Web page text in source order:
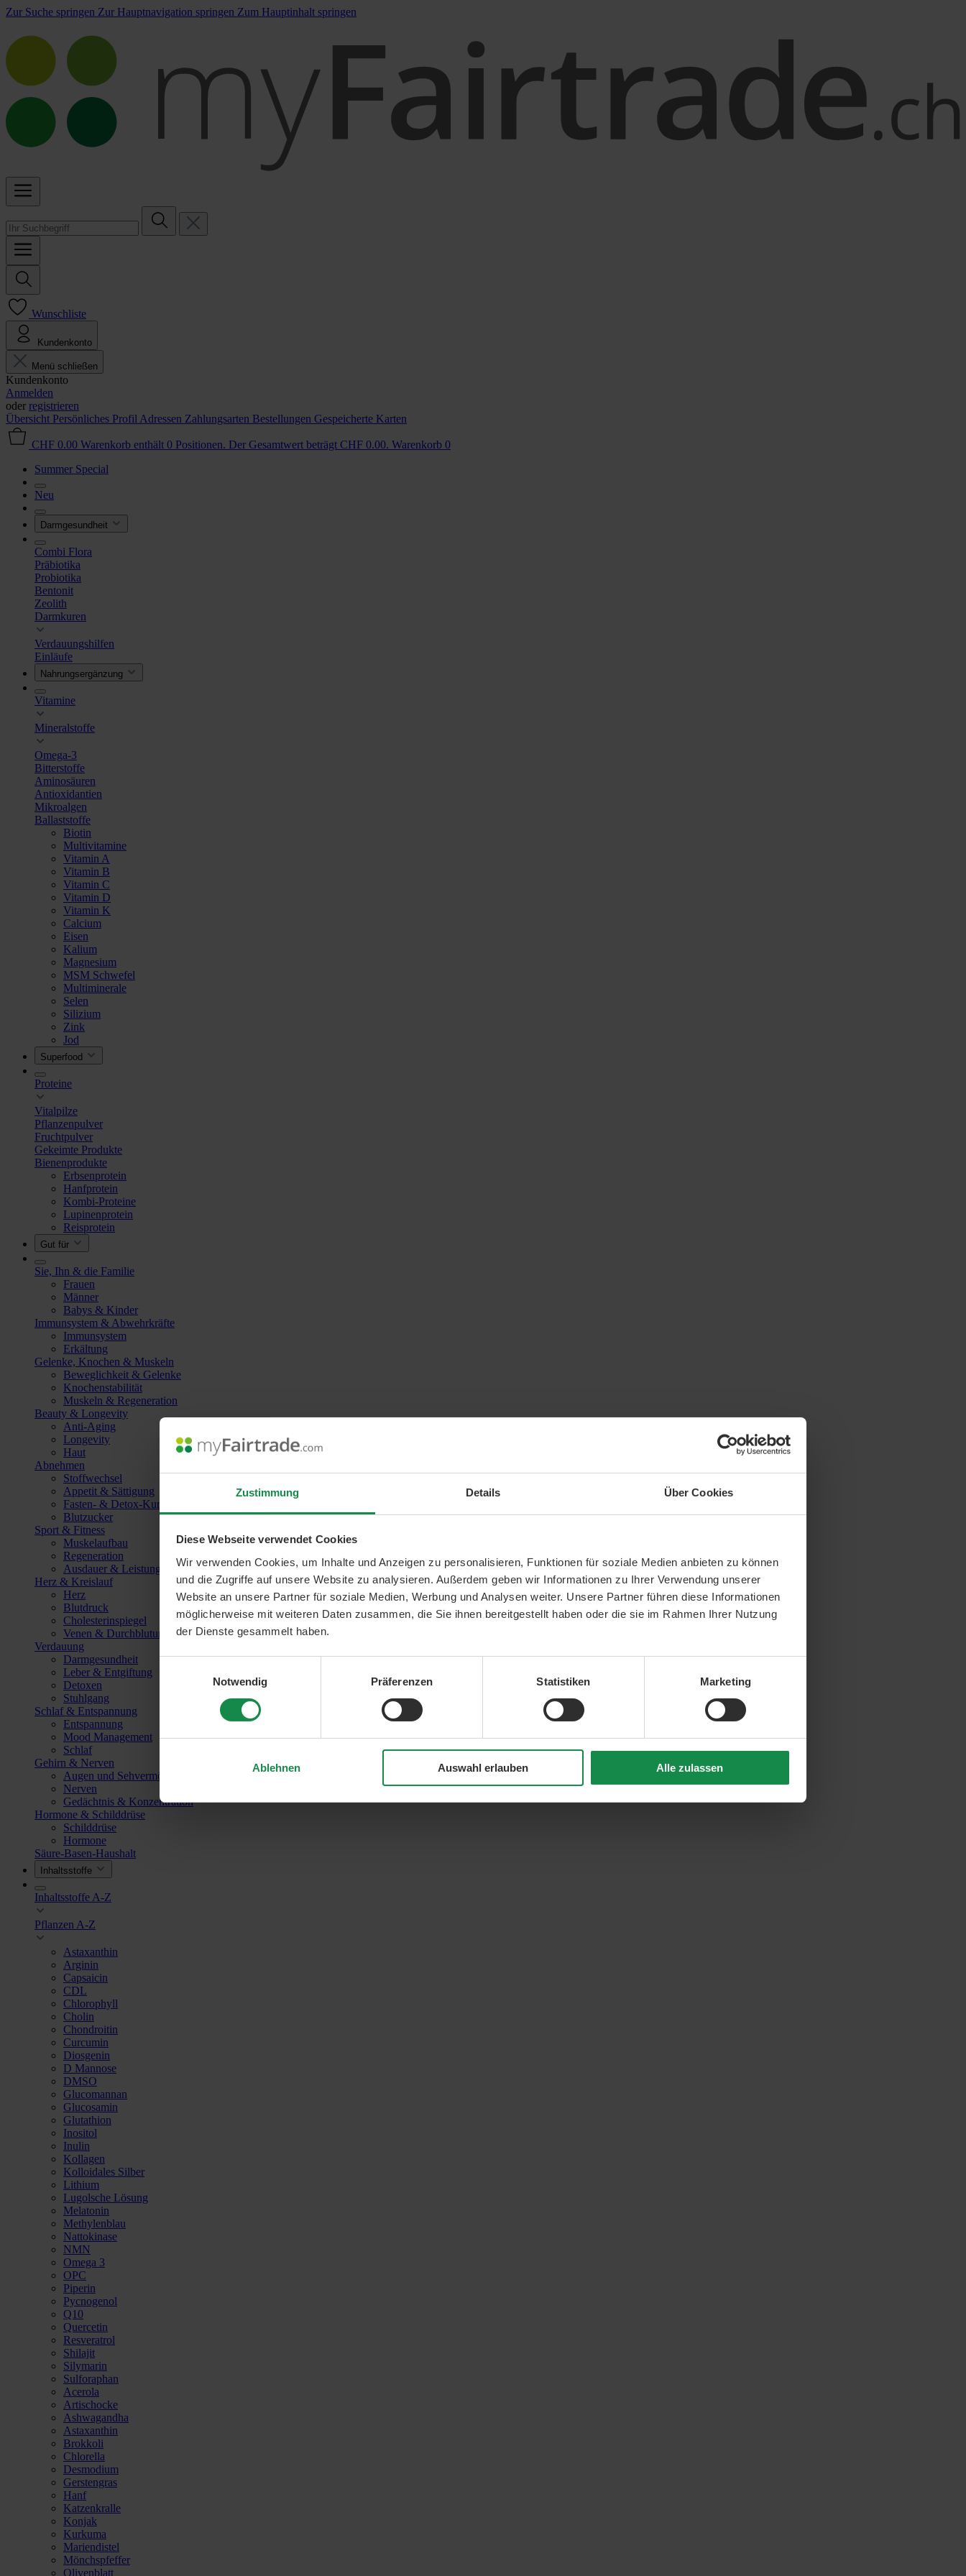
Zustimmung Details Über Cookies
Diese Webseite verwendet Cookies
Wir verwenden Cookies, um Inhalte und Anzeigen zu personalisieren, Funktionen für soziale Medien anbieten zu können
und die Zugriffe auf unsere Website zu analysieren. Außerdem geben wir Informationen zu Ihrer Verwendung unserer
Website an unsere Partner für soziale Medien, Werbung und Analysen weiter. Unsere Partner führen diese Informationen
möglicherweise mit weiteren Daten zusammen, die Sie ihnen bereitgestellt haben oder die sie im Rahmen Ihrer Nutzung
der Dienste gesammelt haben.
Notwendig
Präferenzen Statistiken Marketing
Ablehnen Auswahl erlauben Alle zulassen
Zur Suche springen Zur Hauptnavigation springen Zum Hauptinhalt springen
Wunschliste
Kundenkonto
Menü schließen
Kundenkonto
Anmelden
oder registrieren
Übersicht Persönliches Profil Adressen Zahlungsarten Bestellungen Gespeicherte Karten
CHF 0.00 Warenkorb enthält 0 Positionen. Der Gesamtwert beträgt CHF 0.00. Warenkorb 0
Summer Special
Neu
Darmgesundheit
Combi Flora
Präbiotika
Probiotika
Bentonit
Zeolith
Darmkuren
Verdauungshilfen
Einläufe
Nahrungsergänzung
Vitamine
Mineralstoffe
Omega-3
Bitterstoffe
Aminosäuren
Antioxidantien
Mikroalgen
Ballaststoffe
Biotin
Multivitamine
Vitamin A
Vitamin B
Vitamin C
Vitamin D
Vitamin K
Calcium
Eisen
Kalium
Magnesium
MSM Schwefel
Multiminerale
Selen
Silizium
Zink
Jod
Superfood
Proteine
Vitalpilze
Pflanzenpulver
Fruchtpulver
Gekeimte Produkte
Bienenprodukte
Erbsenprotein
Hanfprotein
Kombi-Proteine
Lupinenprotein
Reisprotein
Gut für
Sie, Ihn & die Familie
Frauen
Männer
Babys & Kinder
Immunsystem & Abwehrkräfte
Immunsystem
Erkältung
Gelenke, Knochen & Muskeln
Beweglichkeit & Gelenke
Knochenstabilität
Muskeln & Regeneration
Beauty & Longevity
Anti-Aging
Longevity
Haut
Abnehmen
Stoffwechsel
Appetit & Sättigung
Fasten- & Detox-Kuren
Blutzucker
Sport & Fitness
Muskelaufbau
Regeneration
Ausdauer & Leistungssteigerung
Herz & Kreislauf
Herz
Blutdruck
Cholesterinspiegel
Venen & Durchblutung
Verdauung
Darmgesundheit
Leber & Entgiftung
Detoxen
Stuhlgang
Schlaf & Entspannung
Entspannung
Mood Management
Schlaf
Gehirn & Nerven
Augen und Sehvermögen
Nerven
Gedächtnis & Konzentration
Hormone & Schilddrüse
Schilddrüse
Hormone
Säure-Basen-Haushalt
Inhaltsstoffe
Inhaltsstoffe A-Z
Pflanzen A-Z
Astaxanthin
Arginin
Capsaicin
CDL
Chlorophyll
Cholin
Chondroitin
Curcumin
Diosgenin
D Mannose
DMSO
Glucomannan
Glucosamin
Glutathion
Inositol
Inulin
Kollagen
Kolloidales Silber
Lithium
Lugolsche Lösung
Melatonin
Methylenblau
Nattokinase
NMN
Omega 3
OPC
Piperin
Pycnogenol
Q10
Quercetin
Resveratrol
Shilajit
Silymarin
Sulforaphan
Acerola
Artischocke
Ashwagandha
Astaxanthin
Brokkoli
Chlorella
Desmodium
Gerstengras
Hanf
Katzenkralle
Konjak
Kurkuma
Mariendistel
Mönchspfeffer
Olivenblatt